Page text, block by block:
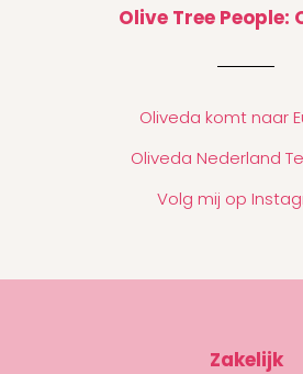
Olive Tree People:
Oliveda komt naar
Oliveda Nederland
Volg mij op
Zakelijk